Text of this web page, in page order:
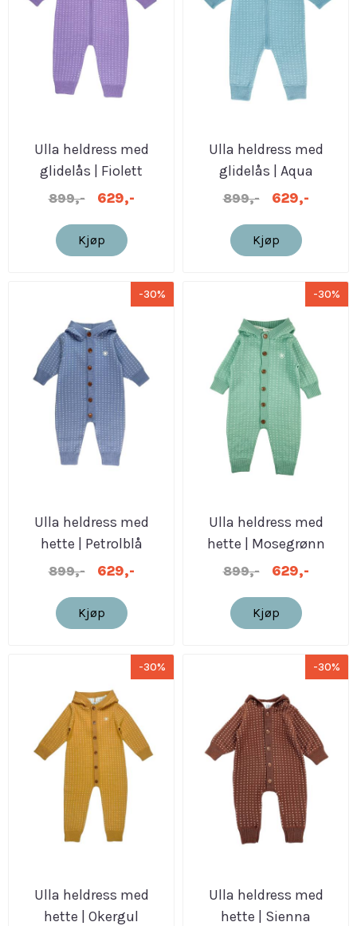
Ulla heldress med
glidelås | Fiolett
899,- 629,-
Kjøp
Ulla heldress med
glidelås | Aqua
899,- 629,-
Kjøp
-30%
Ulla heldress med
hette | Petrolblå
899,- 629,-
Kjøp
-30%
Ulla heldress med
hette | Mosegrønn
899,- 629,-
Kjøp
-30%
Ulla heldress med
hette | Okergul
-30%
Ulla heldress med
hette | Sienna